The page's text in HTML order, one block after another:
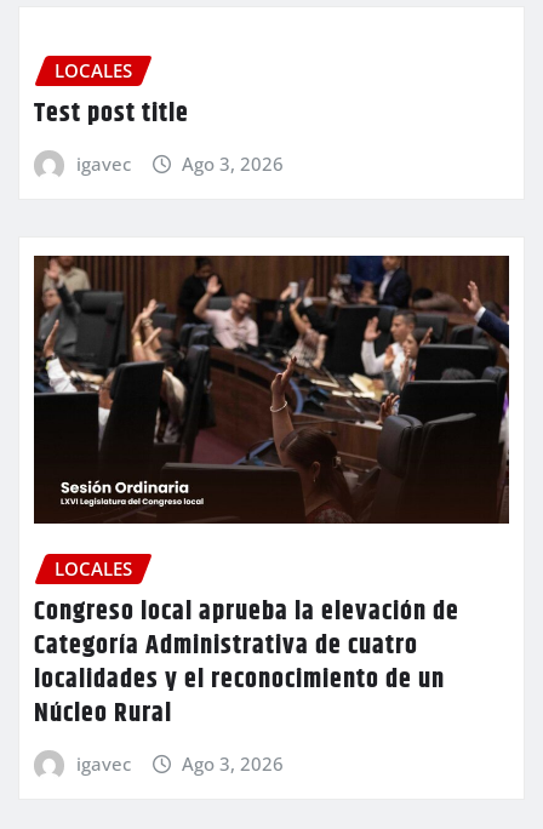
LOCALES
Test post title
igavec Ago 3, 2026
LOCALES
Congreso local aprueba la elevación de
Categoría Administrativa de cuatro
localidades y el reconocimiento de un
Núcleo Rural
igavec Ago 3, 2026